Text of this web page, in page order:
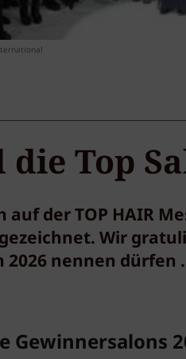
die Top
der TOP HAIR
Wir
2026 nennen dürfen
Gewinnersalons